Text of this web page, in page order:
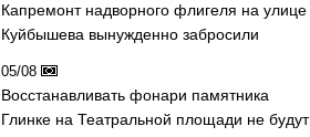
Капремонт надворного флигеля на улице
Куйбышева вынужденно забросили
05/08
Восстанавливать фонари памятника
Глинке на Театральной площади не будут